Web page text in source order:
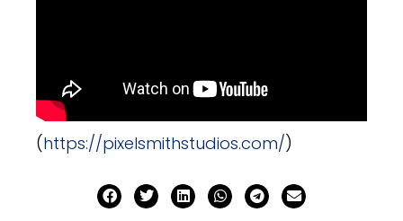
(https://pixelsmithstudios.com/)